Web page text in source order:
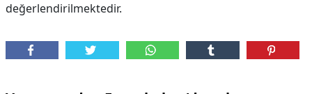
DİPLİNER
değerlendirilmektedir.